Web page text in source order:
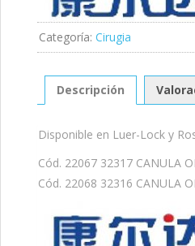
Categoría: Cirugia
Descripción
Disponible en Luer-Lock y
Cód. 22067 32317 CANULA
Cód. 22068 32316 CANULA